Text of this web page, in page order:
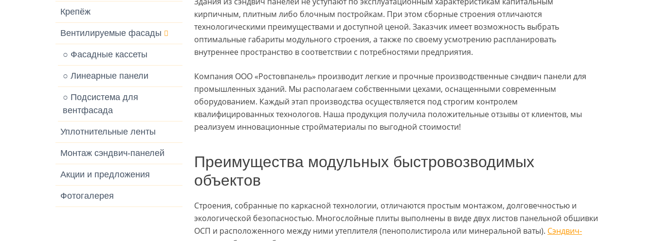
Крепёж
Вентилируемые фасады
○ Фасадные кассеты
○ Линеарные панели
○ Подсистема для
вентфасада
Уплотнительные ленты
Монтаж сэндвич-панелей
Акции и предложения
Фотогалерея
кирпичным, плитным либо блочным постройкам. При этом сборные строения отличаются
технологическими преимуществами и доступной ценой. Заказчик имеет возможность выбрать
оптимальные габариты модульного строения, а также по своему усмотрению распланировать
внутреннее пространство в соответствии с потребностями предприятия.
Компания ООО «Ростовпанель» производит легкие и прочные производственные сэндвич панели для
промышленных зданий. Мы располагаем собственными цехами, оснащенными современным
оборудованием. Каждый этап производства осуществляется под строгим контролем
квалифицированных технологов. Наша продукция получила положительные отзывы от клиентов, мы
реализуем инновационные стройматериалы по выгодной стоимости!
Преимущества модульных быстровозводимых
объектов
Строения, собранные по каркасной технологии, отличаются простым монтажом, долговечностью и
экологической безопасностью. Многослойные плиты выполнены в виде двух листов панельной обшивки
ОСП и расположенного между ними утеплителя (пенополистирола или минеральной ваты). Сэндвич-